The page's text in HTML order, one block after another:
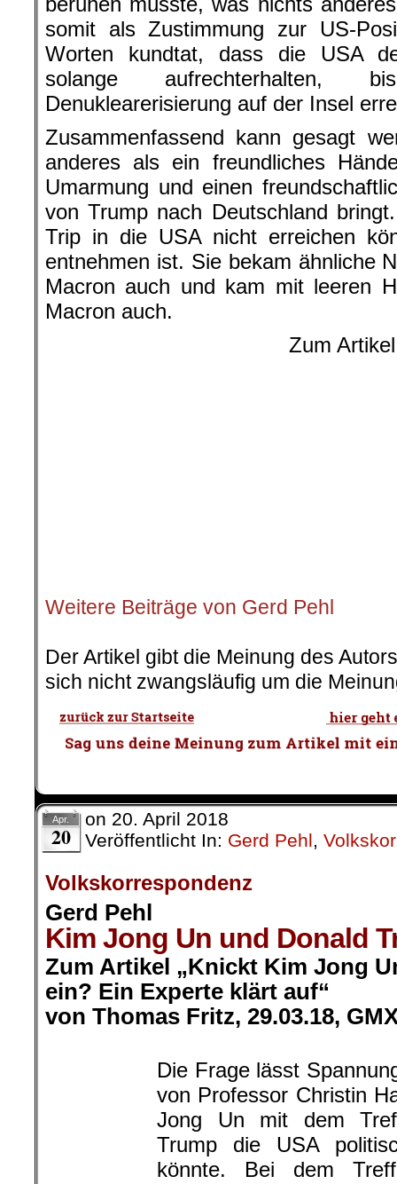
Zusammenfassend kann gesagt
anderes als ein freundliches
Umarmung und einen
von Trump nach Deutschland
Trip in die USA nicht erreichen
entnehmen ist. Sie bekam ähnliche
Macron auch und kam mit leeren
Macron auch.
Zum Artikel
.
Weitere Beiträge von Gerd Pehl
.
sich nicht zwangsläufig um die
Kim Jong Un und Donald
ein? Ein Experte klärt auf“
von Thomas Fritz, 29.03.18,
Die Frage lässt
Jong Un mit dem
Trump die USA politisch in
Treffen wird Nordkorea mit
hochgeschaukelten Szenarios
Nordkorea ist zweifelsfrei Kim. Das
seinen Antworten erkennen.
Zusammenhang bleiben, dass
Freundschaft mit China erinnert,
Südkorea wieder ins Gespräch zu
Aktivitäten von Kim im
verdeutlichen, dass der
Shinzo Abe sein wird.
Der Rückhalt in der
(Premierminister von Japan,